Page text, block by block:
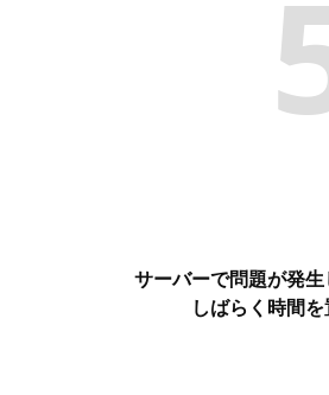
サーバーで問題が発生
しばらく時間